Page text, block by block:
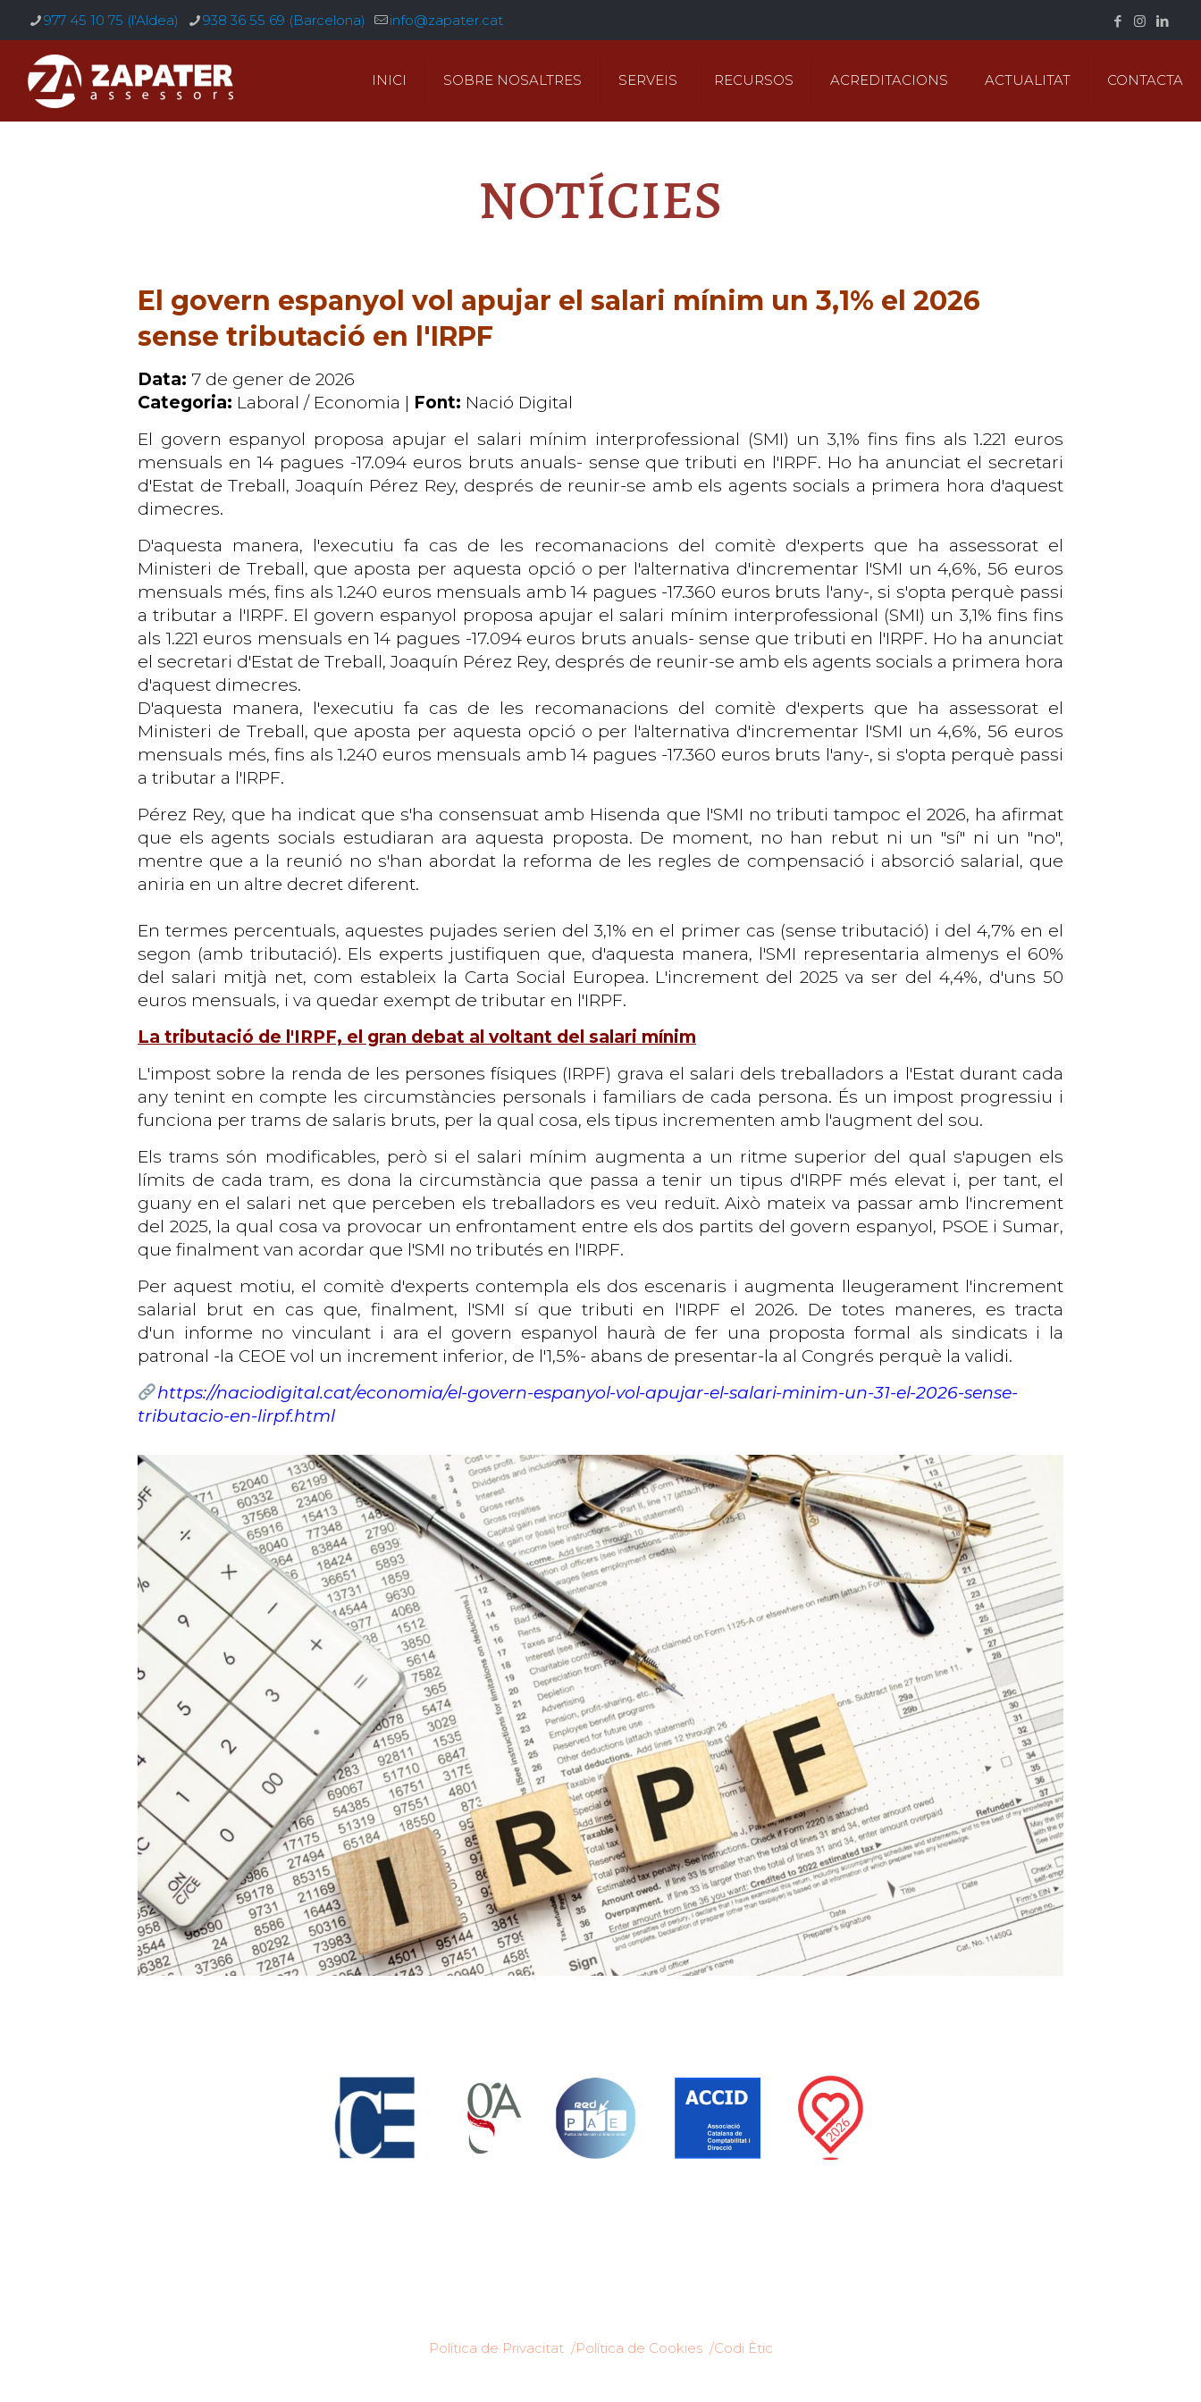
977 45 10 75 (l'Aldea) 938 36 55 69 (Barcelona) info@zapater.cat
INICI SOBRE NOSALTRES SERVEIS RECURSOS ACREDITACIONS ACTUALITAT CONTACTA
NOTÍCIES
El govern espanyol vol apujar el salari mínim un 3,1% el 2026
sense tributació en l'IRPF
Data: 7 de gener de 2026
Categoria: Laboral / Economia | Font: Nació Digital
El govern espanyol proposa apujar el salari mínim interprofessional (SMI) un 3,1% fins fins als 1.221 euros
mensuals en 14 pagues -17.094 euros bruts anuals- sense que tributi en l'IRPF. Ho ha anunciat el secretari
d'Estat de Treball, Joaquín Pérez Rey, després de reunir-se amb els agents socials a primera hora d'aquest
dimecres.
D'aquesta manera, l'executiu fa cas de les
recomanacions del comitè d'experts que ha assessorat el
Ministeri de Treball, que aposta per aquesta opció o per l'alternativa d'incrementar l'SMI un4,6%, 56 euros
mensuals més, fins als 1.240 euros mensuals amb 14 pagues -17.360 euros bruts l'any-,si s'opta perquè passi
a tributar a l'IRPF. El govern espanyol proposa apujar el salari mínim interprofessional (SMI) un 3,1% fins fins
als 1.221 euros mensuals en 14 pagues -17.094 euros bruts anuals- sense que tributi en l'IRPF. Ho ha anunciat
el secretari d'Estat de Treball, Joaquín Pérez Rey, després de reunir-se amb els agents socials a primera hora
d'aquest dimecres.
D'aquesta manera, l'executiu fa cas de les
recomanacions del comitè d'experts que ha assessorat el
Ministeri de Treball, que aposta per aquesta opció o per l'alternativa d'incrementar l'SMI un 4,6%, 56 euros
mensuals més, fins als 1.240 euros mensuals amb 14 pagues -17.360 euros bruts l'any-, si s'opta perquè passi
a tributar a l'IRPF.
Pérez Rey, que ha indicat que s'ha consensuat amb Hisenda que l'SMI no tributi tampoc el 2026, ha afirmat
que els agents socials estudiaran ara aquesta proposta. De moment, no han rebut ni un "sí" ni un "no",
mentre que a la reunió no s'han abordat la reforma de les regles de compensació i absorció salarial, que
aniria en un altre decret diferent.
En termes percentuals, aquestes pujades serien del 3,1% en el primer cas (sense tributació) i del 4,7% en el
segon (amb tributació). Els experts justifiquen que, d'aquesta manera, l'SMI representaria almenys el 60%
del salari mitjà net, com estableix la Carta Social Europea. L'increment del 2025 va ser del 4,4%, d'uns 50
euros mensuals, i va quedar exempt de tributar en l'IRPF.
La tributació de l'IRPF, el gran debat al voltant del salari mínim
L'impost sobre la renda de les persones físiques (IRPF) grava el salari dels treballadors a l'Estat durant cada
any tenint en compte les circumstàncies personals i familiars de cada persona. És un impost progressiu i
funciona per trams de salaris bruts, per la qual cosa, els tipus incrementen amb l'augment del sou.
Els trams són modificables, però si el salari mínim augmenta a un ritme superior del qual s'apugen els
límits de cada tram, es dona la circumstància que passa a tenir un tipus d'IRPF més elevat i, per tant, el
guany en el salari net que perceben els treballadors es veu reduït. Això mateix va passar amb l'increment
del 2025, la qual cosa va provocar un enfrontament entre els dos partits del govern espanyol, PSOE i Sumar,
que finalment van acordar que l'SMI no tributés en l'IRPF.
Per aquest motiu, el comitè d'experts contempla els dos escenaris i augmenta lleugerament l'increment
salarial brut en cas que, finalment, l'SMI sí que tributi en l'IRPF el 2026. De totes maneres, es tracta
d'un informe no vinculant i ara el govern espanyol haurà de fer una proposta formal als sindicats i la
patronal -la CEOE vol un increment inferior, de l'1,5%- abans de presentar-la al Congrés perquè la validi.
https://naciodigital.cat/economia/el-govern-espanyol-vol-apujar-el-salari-minim-un-31-el-2026-sense-
tributacio-en-lirpf.html
Política de Privacitat /Política de Cookies /Codi Ètic